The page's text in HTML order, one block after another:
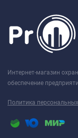
Интернет-магазин
обеспечение
Политика